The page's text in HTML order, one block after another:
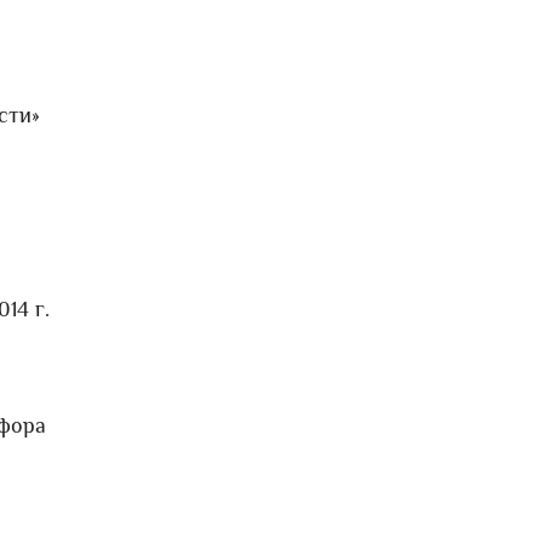
г.